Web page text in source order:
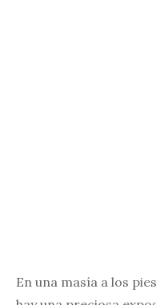
En una masía a los